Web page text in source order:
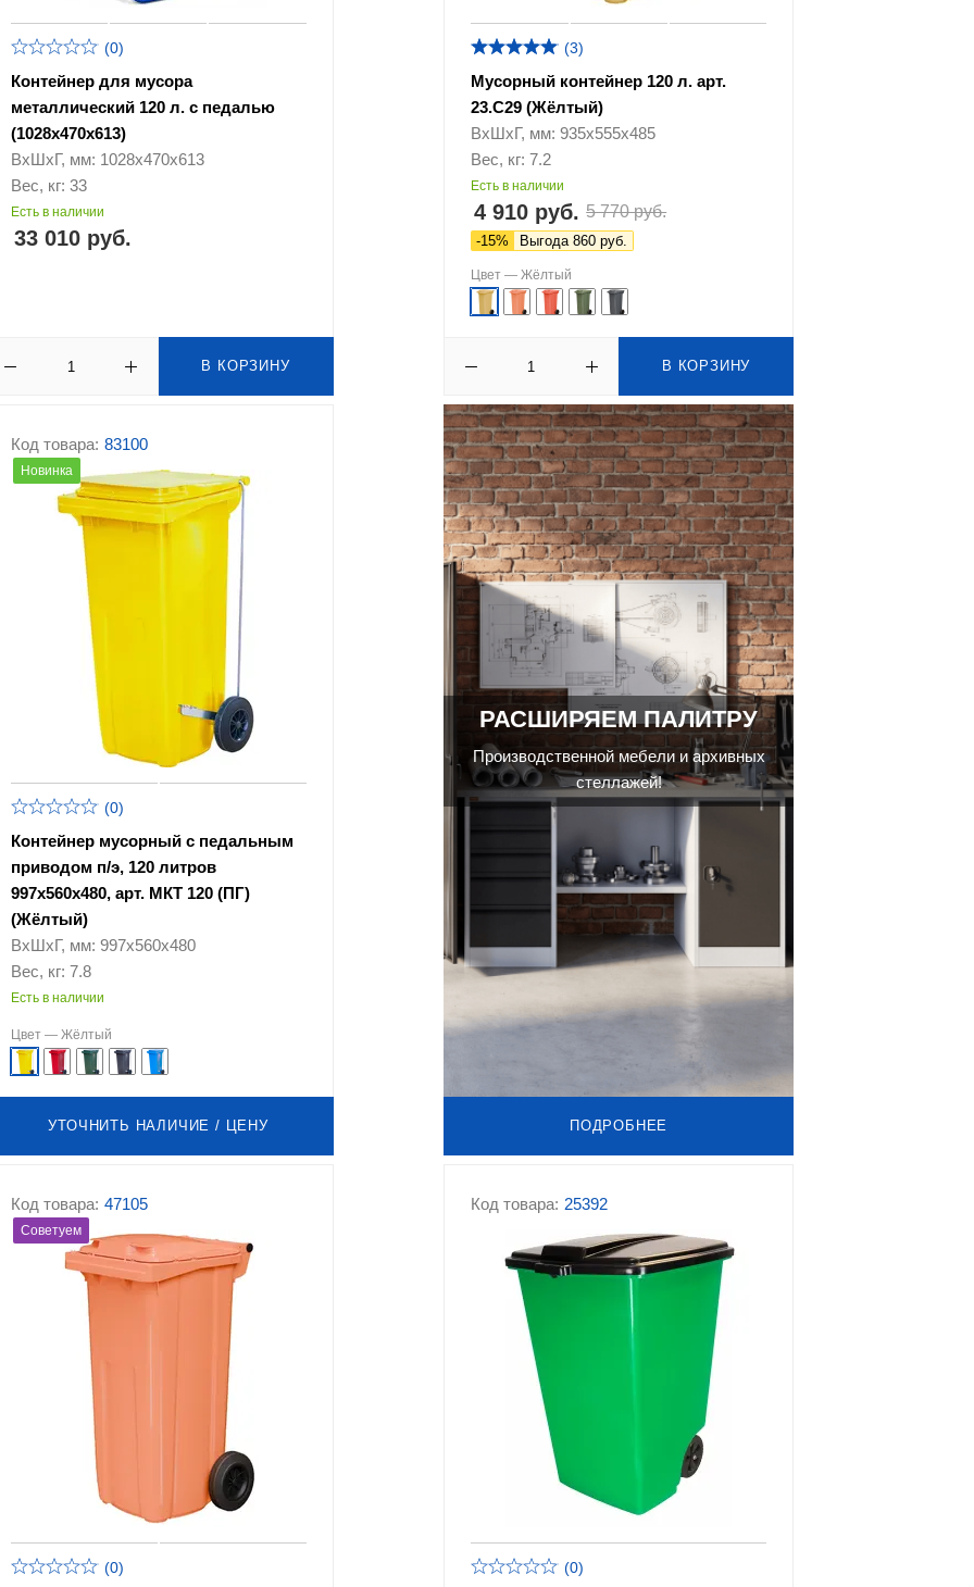
(0)
Контейнер для мусора
металлический 120 л. с педалью
(1028х470х613)
ВхШхГ, мм: 1028х470х613
Вес, кг: 33
Есть в наличии
33 010 руб.
В КОРЗИНУ
(3)
Мусорный контейнер 120 л. арт.
23.C29 (Жёлтый)
ВхШхГ, мм: 935х555х485
Вес, кг: 7.2
Есть в наличии
4 910 руб. 5 770 руб.
-15% Выгода 860 руб.
Цвет —Жёлтый
В КОРЗИНУ
Код товара: 83100
Новинка
(0)
Контейнер мусорный с педальным
приводом п/э, 120 литров
997х560х480, арт. МКТ 120 (ПГ)
(Жёлтый)
ВхШхГ, мм: 997х560х480
Вес, кг: 7.8
Есть в наличии
Цвет — Жёлтый
УТОЧНИТЬ НАЛИЧИЕ / ЦЕНУ
РАСШИРЯЕМ ПАЛИТРУ
Производственной мебели и архивных
стеллажей!
ПОДРОБНЕЕ
Код товара: 47105
Советуем
(0)
Код товара: 25392
(0)